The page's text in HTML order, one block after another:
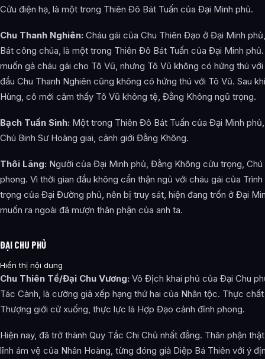
Cửu điện hạ, là một trong Thiên Đô Bát Tuấn của Đại Minh phủ.
Chu Thanh Nghiên: Cháu gái của Chu Thiên Đạo ở Đại Minh
Bát công chúa, là một trong Thiên Đô Bát Tuấn của Đại Minh
muốn gả cháu gái cho Tô Vũ, nhưng Tô Vũ không có hứng thú
đầu Chu Thanh Nghiên cũng không có hứng thú với Tô Vũ. Sau
Hùng, cô mới cảm thấy Tô Vũ không tệ, Đằng Không ngũ trọng.
Bạch Tuấn Sinh: Một trong Thiên Đô Bát Tuấn của Đại Minh
Chú Binh Sư Hoàng giai, cảnh giới Đằng Không.
Thôi Lãng: Người của Đại Minh phủ, Đằng Không cửu trọng, Chú
phong. Vì thời gian đầu không cẩn thận ngủ với cháu gái của
trọng của Đại Đường phủ, nên bị truy sát, hiện đang trốn ở Đại
muốn ra ngoài đã mượn thân phận của anh ta.
ĐẠI CHU PHỦ
Hiển thị nội dung
Chu Thiên Tề/Đại Chu Vương: Vô Địch khai phủ của Đại Chu
Tác Cảnh, là cường giả xếp hạng thứ hai của Nhân tộc. Thực
Thượng giới cử xuống, thực lực là Hợp Đạo cảnh đỉnh phong.
Hiện nay, đã trở thành Quy Tắc Chi Chủ nhất đẳng. Thân phận
lĩnh ám vệ của Nhân Hoàng, từng đóng giả Diệp Bá Thiên với ý